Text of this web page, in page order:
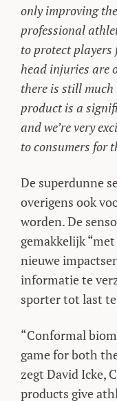
only improving
professional
to protect players
head injuries are
there is still
product is a
and we’re very
to consumers for
De superdunne
overigens ook
worden. De
gemakkelijk
nieuwe
informatie te
sporter tot last
“Conformal
game for both
zegt David Icke,
products give